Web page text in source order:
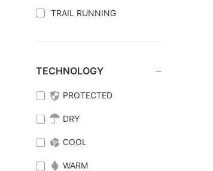
TRAIL RUNNING
TECHNOLOGY
PROTECTED
DRY
COOL
WARM